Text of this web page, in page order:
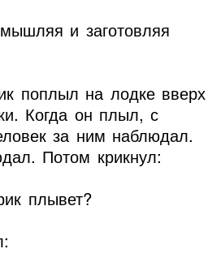
и заготовляя
поплыл на лодке вверх
Когда он плыл, с
за ним наблюдал.
Потом крикнул:
плывет?